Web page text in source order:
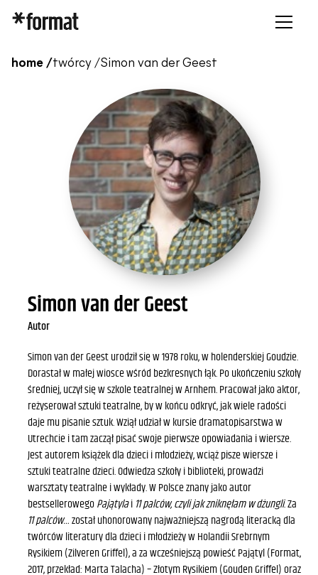
home /twórcy /Simon van der Geest
Simon van der Geest
Autor
Simon van der Geest urodził się w 1978 roku, w holenderskiej Goudzie.
Dorastał w małej wiosce wśród bezkresnych łąk. Po ukończeniu szkoły
średniej, uczył się w szkole teatralnej w Arnhem. Pracował jako aktor,
reżyserował sztuki teatralne, by w końcu odkryć, jak wiele radości
daje mu pisanie sztuk. Wziął udział w kursie dramatopisarstwa w
Utrechcie i tam zaczął pisać swoje pierwsze opowiadania i wiersze.
Jest autorem książek dla dzieci i młodzieży, wciąż pisze wiersze i
sztuki teatralne dzieci. Odwiedza szkoły i biblioteki, prowadzi
warsztaty teatralne i wykłady. W Polsce znany jako autor
bestsellerowegoPajątylai 11 palców, czyli jak zniknęłam w dżungli. Za
11 palców…został uhonorowany najważniejszą nagrodą literacką dla
twórców literatury dla dzieci i młodzieży w Holandii Srebrnym
Rysikiem (Zilveren Griffel), a za wcześniejszą powieść Pajątyl (Format,
2017, przekład: Marta Talacha) – Złotym Rysikiem (Gouden Griffel) oraz